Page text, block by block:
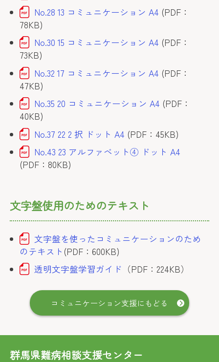
No.28 13 コミュニケーション A4 (PDF：
78KB)
No.30 15 コミュニケーション A4 (PDF：
73KB)
No.32 17 コミュニケーション A4 (PDF：
47KB)
No.35 20 コミュニケーション A4 (PDF：
40KB)
No.37 22 2 択 ドット A4 (PDF：45KB)
No.43 23 アルファベット④ ドット A4
(PDF：80KB)
文字盤使用のためのテキスト
文字盤を使ったコミュニケーションのため
のテキスト (PDF：600KB)
透明文字盤学習ガイド （PDF：224KB）
コミュニケーション支援にもどる
群馬県難病相談支援センター